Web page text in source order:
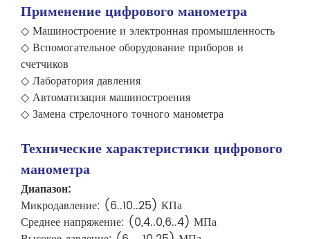
Применение цифрового манометра
◇ Машиностроение и электронная промышленность
◇ Вспомогательное оборудование приборов и
счетчиков
◇ Лаборатория давления
◇ Автоматизация машиностроения
◇ Замена стрелочного точного манометра
Технические характеристики цифрового
манометра
Диапазон:
Микродавление: (6..10..25) КПа
Среднее напряжение: (0,4..0,6..4) МПа